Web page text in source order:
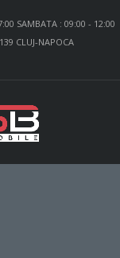
SAMBATA : 09:00 - 12:00
CLUJ-NAPOCA